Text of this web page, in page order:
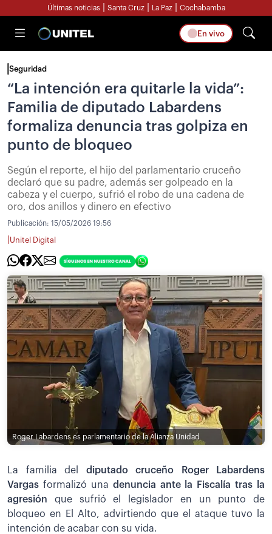
Últimas noticias Santa Cruz La Paz Cochabamba
En vivo
Seguridad
“La intención era quitarle la vida”:
Familia de diputado Labardens
formaliza denuncia tras golpiza en
punto de bloqueo
Según el reporte, el hijo del parlamentario cruceño
declaró que su padre, además ser golpeado en la
cabeza y el cuerpo, sufrió el robo de una cadena de
oro, dos anillos y dinero en efectivo
Publicación: 15/05/2026 19:56
Unitel Digital
Roger Labardens es parlamentario de la Alianza Unidad
La familia del diputado cruceño Roger Labardens
Vargas formalizó una denuncia ante la Fiscalía tras la
agresión que sufrió el legislador en un punto de
bloqueo en El Alto, advirtiendo que el ataque tuvo la
intención de acabar con su vida.